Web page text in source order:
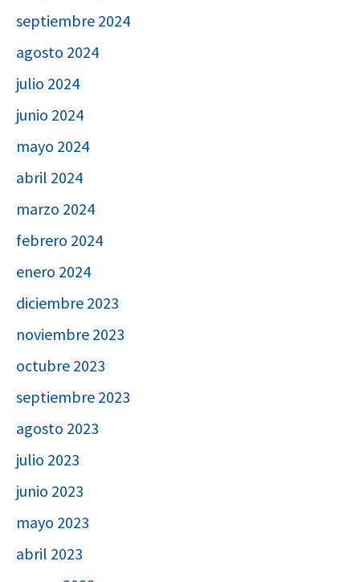
septiembre 2024
agosto 2024
julio 2024
junio 2024
mayo 2024
abril 2024
marzo 2024
febrero 2024
enero 2024
diciembre 2023
noviembre 2023
octubre 2023
septiembre 2023
agosto 2023
julio 2023
junio 2023
mayo 2023
abril 2023